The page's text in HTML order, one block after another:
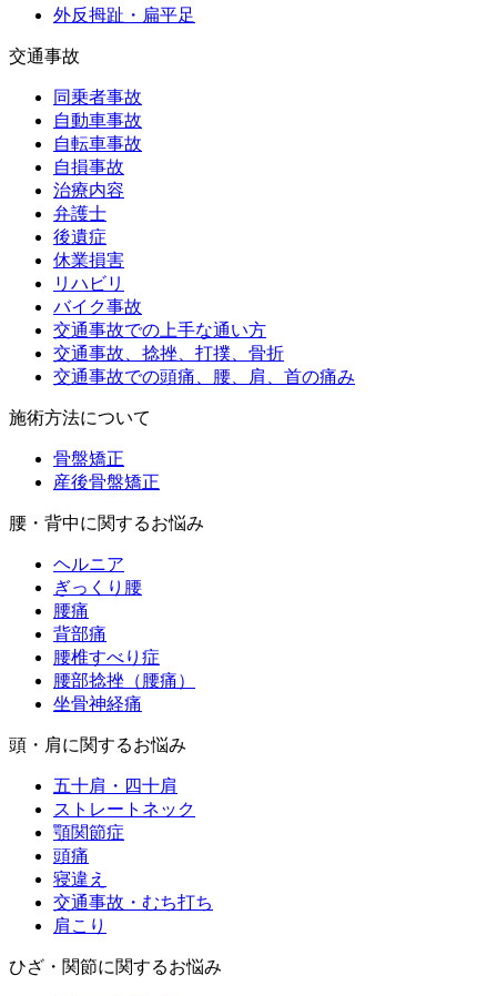
外反拇趾・扁平足
交通事故
同乗者事故
自動車事故
自転車事故
自損事故
治療内容
弁護士
後遺症
休業損害
リハビリ
バイク事故
交通事故での上手な通い方
交通事故、捻挫、打撲、骨折
交通事故での頭痛、腰、肩、首の痛み
施術方法について
骨盤矯正
産後骨盤矯正
腰・背中に関するお悩み
ヘルニア
ぎっくり腰
腰痛
背部痛
腰椎すべり症
腰部捻挫（腰痛）
坐骨神経痛
頭・肩に関するお悩み
五十肩・四十肩
ストレートネック
顎関節症
頭痛
寝違え
交通事故・むち打ち
肩こり
ひざ・関節に関するお悩み